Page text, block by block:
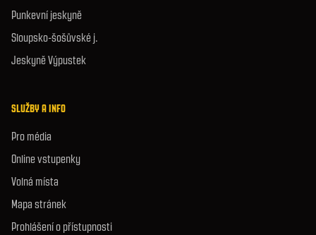
Punkevní jeskyně
Sloupsko-šošůvské j.
Jeskyně Výpustek
SLUŽBY A INFO
Pro média
Online vstupenky
Volná místa
Mapa stránek
Prohlášení o přístupnosti